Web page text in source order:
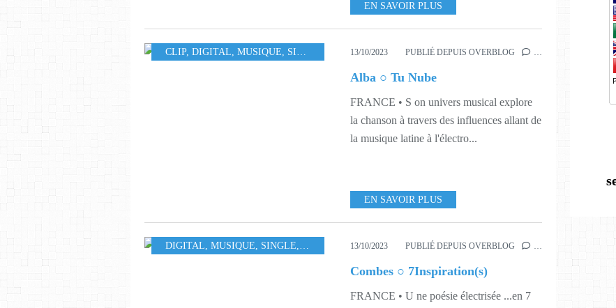
EN SAVOIR PLUS
CLIP, DIGITAL, MUSIQUE, SINGLE SOUND&VISION
13/10/2023 PUBLIÉ DEPUIS OVERBLOG …
Alba ○ Tu Nube
FRANCE • S on univers musical explore
la chanson à travers des influences allant de
la musique latine à l'électro...
EN SAVOIR PLUS
DIGITAL, MUSIQUE, SINGLE, 341 AUTOPROMOTION
13/10/2023 PUBLIÉ DEPUIS OVERBLOG …
Combes ○ 7Inspiration(s)
FRANCE • U ne poésie électrisée ...en 7